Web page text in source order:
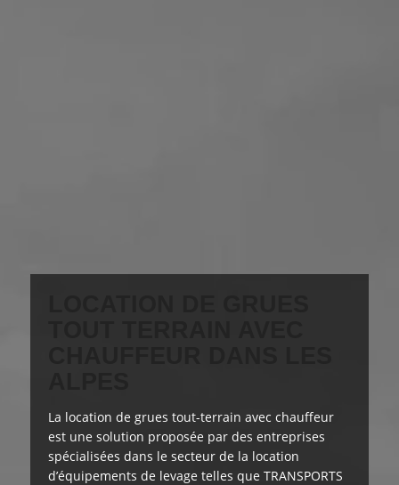
La location de grues tout-terrain avec chauffeur
est une solution proposée par des entreprises
spécialisées dans le secteur de la location
d’équipements de levage telles que TRANSPORTS